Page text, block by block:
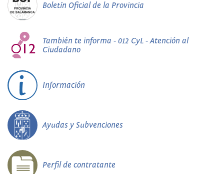
Boletín Oficial de la Provincia
También te informa - 012 CyL - Atención al
Ciudadano
Información
Ayudas y Subvenciones
Perfil de contratante